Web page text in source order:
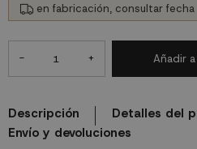
en fabricación, consultar fecha
- + Añadir
Descripción
Detalles del
Envío y devoluciones